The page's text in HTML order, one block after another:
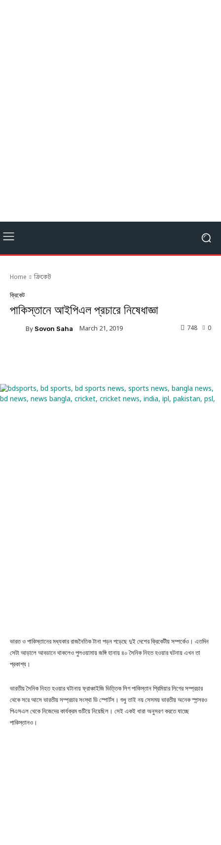
Home ক্রিকেট
ক্রিকেট
পাকিস্তানে আইপিএল প্রচারে নিষেধাজ্ঞা
By Sovon Saha March 21, 2019 0
748
ভারত ও পাকিস্তানের মধ্যকার রাজনৈতিক টানা পড়ন পড়েছে দুই দেশের ক্রিকেটীয় সম্পর্কেও। এতদিন
সেটা আড়ালে আবডানে থাকলেও পুলওয়ামায় জঙ্গি হানায় ৪০ সৈনিক নিহত হওয়ার ঘটনায় এখন তা
প্রকাশ্য।
ভারতীয় সৈনিক নিহত হওয়ার ঘটানায় ফ্রাঞ্চাইজি ভিত্তিক লিগ পাকিস্তান প্রিমিয়ার লিগের সম্প্রচার
থেকে সরে আসে ভারতীয় সম্প্রচার সংস্থা ডি স্পোর্টস। শুধু তাই নয় সেসময় ভারতীয় অনেক স্পন্সরও
পিএসএল থেকে নিজেদের কার্যক্রম গুটিয়ে নিয়েছিল। সেই একই ধারা অনুসরণ করতে যাচ্ছে
পাকিস্তানও।